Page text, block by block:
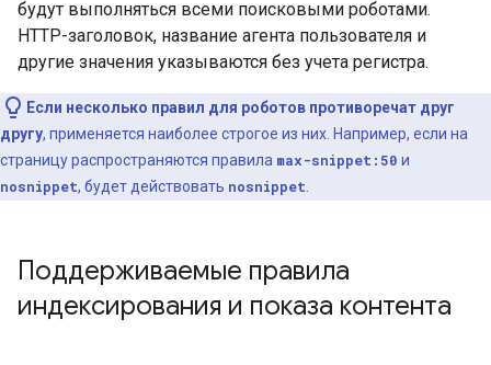
будут выполняться всеми поисковыми роботами.
HTTP-заголовок, название агента пользователя и
другие значения указываются без учета регистра.
Если несколько правил для роботов противоречат друг
другу, применяется наиболее строгое из них. Например, если на
страницу распространяются правила max-snippet:50 и
nosnippet, будет действовать nosnippet
Поддерживаемые правила
индексирования и показа контента